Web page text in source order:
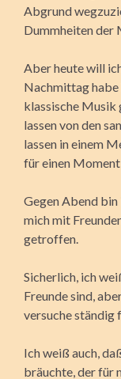
Abgrund
Dummheiten der
Aber heute will
Nachmittag habe
klassische Musik
lassen von den
lassen in einem
für einen Moment
Gegen Abend bin
mich mit
getroffen.
Sicherlich, ich
Freunde sind,
versuche ständig
Ich weiß auch,
bräuchte, der für